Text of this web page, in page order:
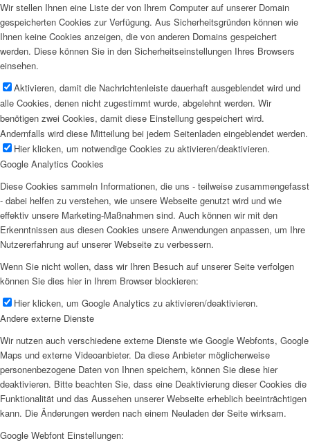
Wir stellen Ihnen eine Liste der von Ihrem Computer auf unserer Domain
gespeicherten Cookies zur Verfügung. Aus Sicherheitsgründen können wie
Ihnen keine Cookies anzeigen, die von anderen Domains gespeichert
werden. Diese können Sie in den Sicherheitseinstellungen Ihres Browsers
einsehen.
Aktivieren, damit die Nachrichtenleiste dauerhaft ausgeblendet wird und
alle Cookies, denen nicht zugestimmt wurde, abgelehnt werden. Wir
benötigen zwei Cookies, damit diese Einstellung gespeichert wird.
Andernfalls wird diese Mitteilung bei jedem Seitenladen eingeblendet werden.
Hier klicken, um notwendige Cookies zu aktivieren/deaktivieren.
Google Analytics Cookies
Diese Cookies sammeln Informationen, die uns - teilweise zusammengefasst
- dabei helfen zu verstehen, wie unsere Webseite genutzt wird und wie
effektiv unsere Marketing-Maßnahmen sind. Auch können wir mit den
Erkenntnissen aus diesen Cookies unsere Anwendungen anpassen, um Ihre
Nutzererfahrung auf unserer Webseite zu verbessern.
Wenn Sie nicht wollen, dass wir Ihren Besuch auf unserer Seite verfolgen
können Sie dies hier in Ihrem Browser blockieren:
Hier klicken, um Google Analytics zu aktivieren/deaktivieren.
Andere externe Dienste
Wir nutzen auch verschiedene externe Dienste wie Google Webfonts, Google
Maps und externe Videoanbieter. Da diese Anbieter möglicherweise
personenbezogene Daten von Ihnen speichern, können Sie diese hier
deaktivieren. Bitte beachten Sie, dass eine Deaktivierung dieser Cookies die
Funktionalität und das Aussehen unserer Webseite erheblich beeinträchtigen
kann. Die Änderungen werden nach einem Neuladen der Seite wirksam.
Google Webfont Einstellungen: